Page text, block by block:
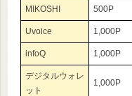
MIKOSHI 500P
Uvoice 1,000P
infoQ 1,000P
デジタルウォレ
ット
1,000P